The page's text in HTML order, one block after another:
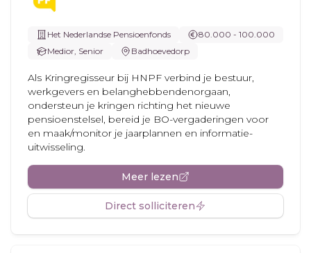
Het Nederlandse Pensioenfonds
80.000 - 100.000
Medior, Senior
Badhoevedorp
Als Kringregisseur bij HNPF verbind je bestuur,
werkgevers en belanghebbendenorgaan,
ondersteun je kringen richting het nieuwe
pensioenstelsel, bereid je BO-vergaderingen voor
en maak/monitor je jaarplannen en informatie-
uitwisseling.
Meer lezen
Direct solliciteren